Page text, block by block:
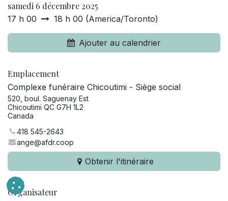
samedi 6 décembre 2025
17 h 00 18 h 00 (America/Toronto)
Ajouter au calendrier
Emplacement
Complexe funéraire Chicoutimi - Siège social
520, boul. Saguenay Est
Chicoutimi QC G7H 1L2
Canada
418 545-2643
ange@afdr.coop
Obtenir l'itinéraire
Organisateur